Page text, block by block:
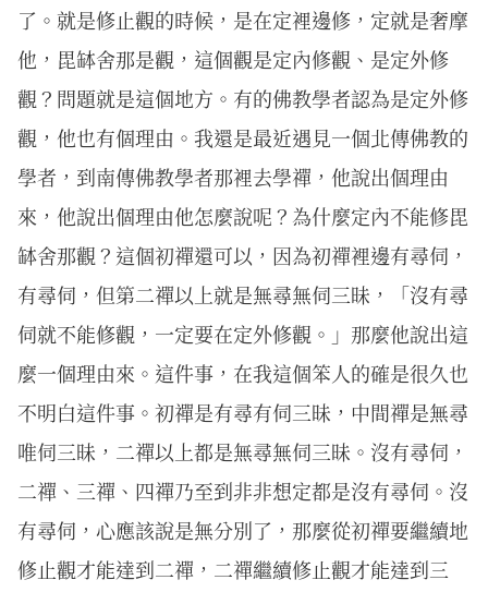
了。就是修止觀的時候，是在定裡邊修，定就是奢摩
他，毘缽舍那是觀，這個觀是定內修觀、是定外修
觀？問題就是這個地方。有的佛教學者認為是定外修
觀，他也有個理由。我還是最近遇見一個北傳佛教的
學者，到南傳佛教學者那裡去學禪，他說出個理由
來，他說出個理由他怎麼說呢？為什麼定內不能修毘
缽舍那觀？這個初禪還可以，因為初禪裡邊有尋伺，
有尋伺，但第二禪以上就是無尋無伺三昧，「沒有尋
伺就不能修觀，一定要在定外修觀。」那麼他說出這
麼一個理由來。這件事，在我這個笨人的確是很久也
不明白這件事。初禪是有尋有伺三昧，中間禪是無尋
唯伺三昧，二禪以上都是無尋無伺三昧。沒有尋伺，
二禪、三禪、四禪乃至到非非想定都是沒有尋伺。沒
有尋伺，心應該說是無分別了，那麼從初禪要繼續地
修止觀才能達到二禪，二禪繼續修止觀才能達到三